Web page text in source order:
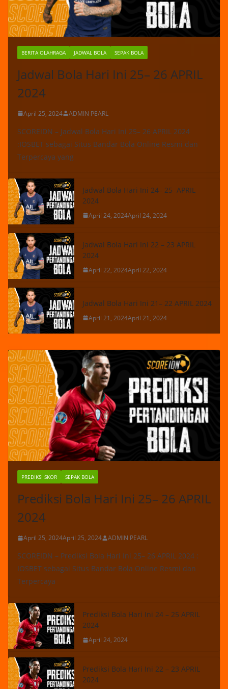
BERITA OLAHRAGA JADWAL BOLA SEPAK BOLA
Jadwal Bola Hari Ini 25– 26 APRIL
2024
April 25, 2024 ADMIN PEARL
SCOREIDN – Jadwal Bola Hari Ini 25– 26 APRIL 2024
:IOSBET sebagai Situs Bandar Bola Online Resmi dan
Terpercaya yang
Jadwal Bola Hari Ini 24– 25 APRIL
2024
April 24, 2024April 24, 2024
Jadwal Bola Hari Ini 22 – 23 APRIL
2024
April 22, 2024April 22, 2024
Jadwal Bola Hari Ini 21– 22 APRIL 2024
April 21, 2024April 21, 2024
PREDIKSI SKOR SEPAK BOLA
Prediksi Bola Hari Ini 25– 26 APRIL
2024
April 25, 2024April 25, 2024 ADMIN PEARL
SCOREIDN – Prediksi Bola Hari Ini 25– 26 APRIL 2024 :
IOSBET sebagai Situs Bandar Bola Online Resmi dan
Terpercaya
Prediksi Bola Hari Ini 24 – 25 APRIL
2024
April 24, 2024
Prediksi Bola Hari Ini 22 – 23 APRIL
2024